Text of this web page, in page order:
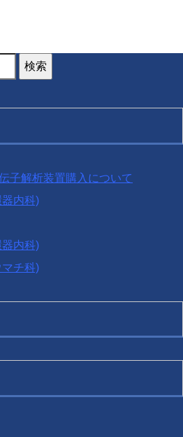
子解析装置購入について
内科)
内科)
チ科)